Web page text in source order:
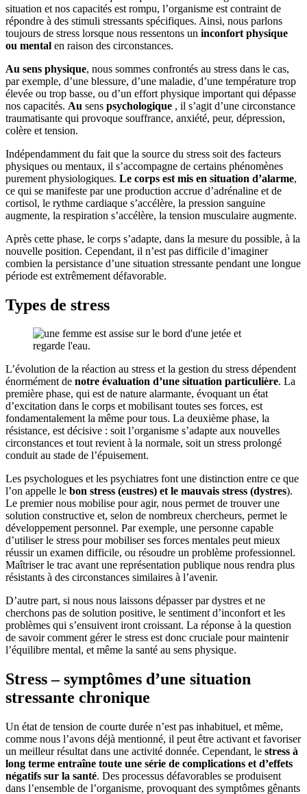
situation et nos capacités est rompu, l’organisme est contraint de
répondre à des stimuli stressants spécifiques. Ainsi, nous parlons
toujours de stress lorsque nous ressentons un inconfort physique
ou mental en raison des circonstances.
Au sens physique, nous sommes confrontés au stress dans le cas,
par exemple, d’une blessure, d’une maladie, d’une température trop
élevée ou trop basse, ou d’un effort physique important qui dépasse
nos capacités. Au sens psychologique , il s’agit d’une circonstance
traumatisante qui provoque souffrance, anxiété, peur, dépression,
colère et tension.
Indépendamment du fait que la source du stress soit des facteurs
physiques ou mentaux, il s’accompagne de certains phénomènes
purement physiologiques. Le corps est mis en situation d’alarme,
ce qui se manifeste par une production accrue d’adrénaline et de
cortisol, le rythme cardiaque s’accélère, la pression sanguine
augmente, la respiration s’accélère, la tension musculaire augmente.
Après cette phase, le corps s’adapte, dans la mesure du possible, à la
nouvelle position. Cependant, il n’est pas difficile d’imaginer
combien la persistance d’une situation stressante pendant une longue
période est extrêmement défavorable.
Types de stress
L’évolution de la réaction au stress et la gestion du stress dépendent
énormément de notre évaluation d’une situation particulière. La
première phase, qui est de nature alarmante, évoquant un état
d’excitation dans le corps et mobilisant toutes ses forces, est
fondamentalement la même pour tous. La deuxième phase, la
résistance, est décisive : soit l’organisme s’adapte aux nouvelles
circonstances et tout revient à la normale, soit un stress prolongé
conduit au stade de l’épuisement.
Les psychologues et les psychiatres font une distinction entre ce que
l’on appelle le bon stress (eustres) et le mauvais stress (dystres).
Le premier nous mobilise pour agir, nous permet de trouver une
solution constructive et, selon de nombreux chercheurs, permet le
développement personnel. Par exemple, une personne capable
d’utiliser le stress pour mobiliser ses forces mentales peut mieux
réussir un examen difficile, ou résoudre un problème professionnel.
Maîtriser le trac avant une représentation publique nous rendra plus
résistants à des circonstances similaires à l’avenir.
D’autre part, si nous nous laissons dépasser par dystres et ne
cherchons pas de solution positive, le sentiment d’inconfort et les
problèmes qui s’ensuivent iront croissant. La réponse à la question
de savoir comment gérer le stress est donc cruciale pour maintenir
l’équilibre mental, et même la santé au sens physique.
Stress – symptômes d’une situation
stressante chronique
Un état de tension de courte durée n’est pas inhabituel, et même,
comme nous l’avons déjà mentionné, il peut être activant et favoriser
un meilleur résultat dans une activité donnée. Cependant, le stress à
long terme entraîne toute une série de complications et d’effets
négatifs sur la santé. Des processus défavorables se produisent
dans l’ensemble de l’organisme, provoquant des symptômes gênants